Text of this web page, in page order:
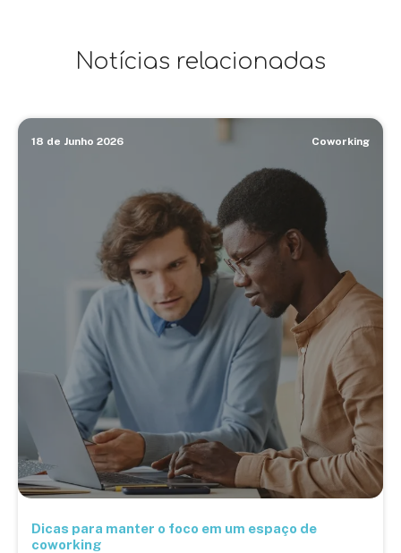
Notícias relacionadas
18 de Junho 2026 Coworking
Dicas para manter o foco em um espaço de
coworking